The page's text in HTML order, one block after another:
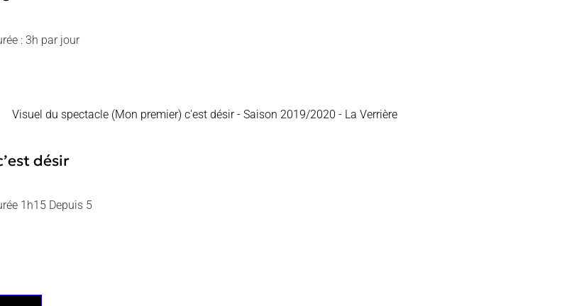
: 3h par jour
désir
1h15 Depuis 5